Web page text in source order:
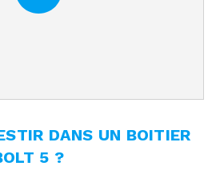
DANS UN BOITIER
5 ?